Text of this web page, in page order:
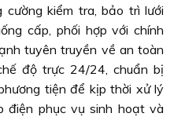
cường kiểm tra, bảo trì lưới
cấp, phối hợp với chính
tuyên truyền về an toàn
độ trực 24/24, chuẩn bị
tiện để kịp thời xử lý
điện phục vụ sinh hoạt và